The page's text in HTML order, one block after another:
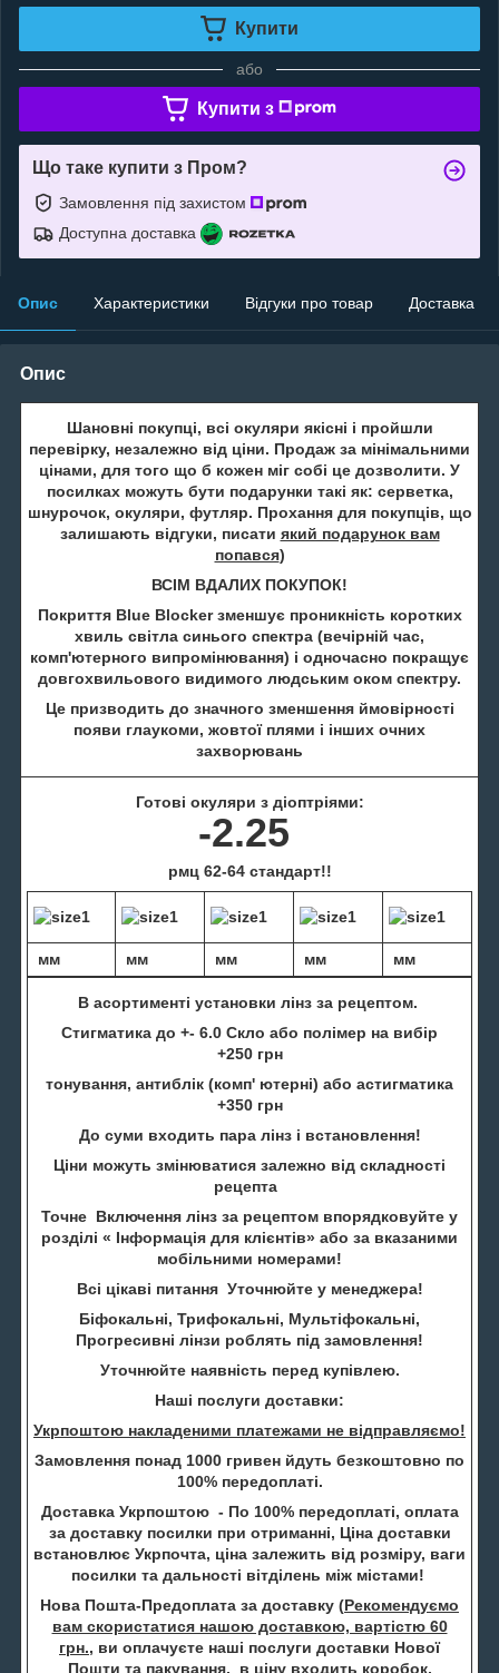
Купити
або
Купити з
Що таке купити з Пром?
Замовлення під захистом
Доступна доставка
Опис Характеристики Відгуки про товар Доставка
Опис
Шановні покупці, всі окуляри якісні і пройшли
перевірку, незалежно від ціни. Продаж за мінімальними
цінами, для того що б кожен міг собі це дозволити. У
посилках можуть бути подарунки такі як: серветка,
шнурочок, окуляри, футляр. Прохання для покупців, що
залишають відгуки, писати який подарунок вам
попався)
ВСІМ ВДАЛИХ ПОКУПОК!
Покриття Blue Blocker зменшує проникність коротких
хвиль світла синього спектра (вечірній час,
комп'ютерного випромінювання) і одночасно покращує
довгохвильового видимого людським оком спектру.
Це призводить до значного зменшення ймовірності
появи глаукоми, жовтої плями і інших очних
захворювань
Готові окуляри з діоптріями:
-2.25
рмц 62-64 стандарт!!
мм мм мм мм мм
В асортименті установки лінз за рецептом.
Стигматика до +- 6.0 Скло або полімер на вибір
+250 грн
тонування, антиблік (комп' ютерні) або астигматика
+350 грн
До суми входить пара лінз і встановлення!
Ціни можуть змінюватися залежно від складності
рецепта
Точне Включення лінз за рецептом впорядковуйте у
розділі « Інформація для клієнтів» або за вказаними
мобільними номерами!
Всі цікаві питання Уточнюйте у менеджера!
Біфокальні, Трифокальні, Мультіфокальні,
Прогресивні лінзи роблять під замовлення!
Уточнюйте наявність перед купівлею.
Наші послуги доставки:
Укрпоштою накладеними платежами не відправляємо!
Замовлення понад 1000 гривен йдуть безкоштовно по
100% передоплаті.
Доставка Укрпоштою - По 100% передоплаті, оплата
за доставку посилки при отриманні, Ціна доставки
встановлює Укрпочта, ціна залежить від розміру, ваги
посилки та дальності вітділень між містами!
Нова Пошта-Предоплата за доставку (Рекомендуємо
вам скористатися нашою доставкою, вартістю 60
грн., ви оплачуєте наші послуги доставки Нової
Пошти та пакування, в ціну входить коробок,